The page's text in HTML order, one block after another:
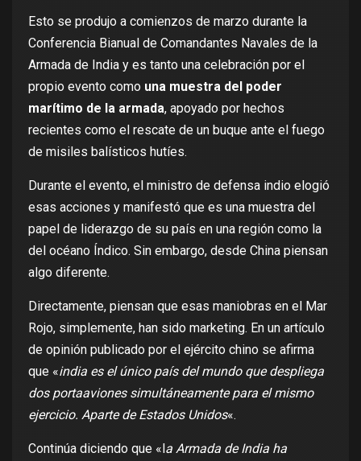
Esto se produjo a comienzos de marzo durante la
Conferencia Bianual de Comandantes Navales de la
Armada de India y es tanto una celebración por el
propio evento como una muestra del poder
marítimo de la armada, apoyado por hechos
recientes como el rescate de un buque ante el fuego
de misiles balísticos hutíes.
Durante el evento, el ministro de defensa indio elogió
esas acciones y manifestó que es una muestra del
papel de liderazgo de su país en una región como la
del océano Índico. Sin embargo, desde China piensan
algo diferente.
Directamente, piensan que esas maniobras en el Mar
Rojo, simplemente, han sido marketing. En un artículo
de opinión publicado por el ejército chino se afirma
que «india es el único país del mundo que despliega
dos portaaviones simultáneamente para el mismo
ejercicio. Aparte de Estados Unidos«.
Continúa diciendo que «la Armada de India ha